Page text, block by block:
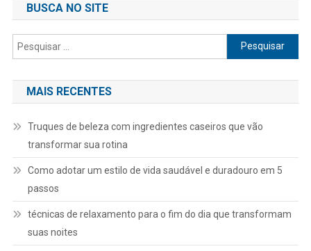
BUSCA NO SITE
Pesquisar
por:
MAIS RECENTES
Truques de beleza com ingredientes caseiros que vão
transformar sua rotina
Como adotar um estilo de vida saudável e duradouro em 5
passos
técnicas de relaxamento para o fim do dia que transformam
suas noites